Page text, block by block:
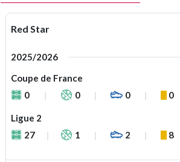
Red Star
2025/2026
Coupe de France
0
0 0 0
Ligue 2
27
1 2 8